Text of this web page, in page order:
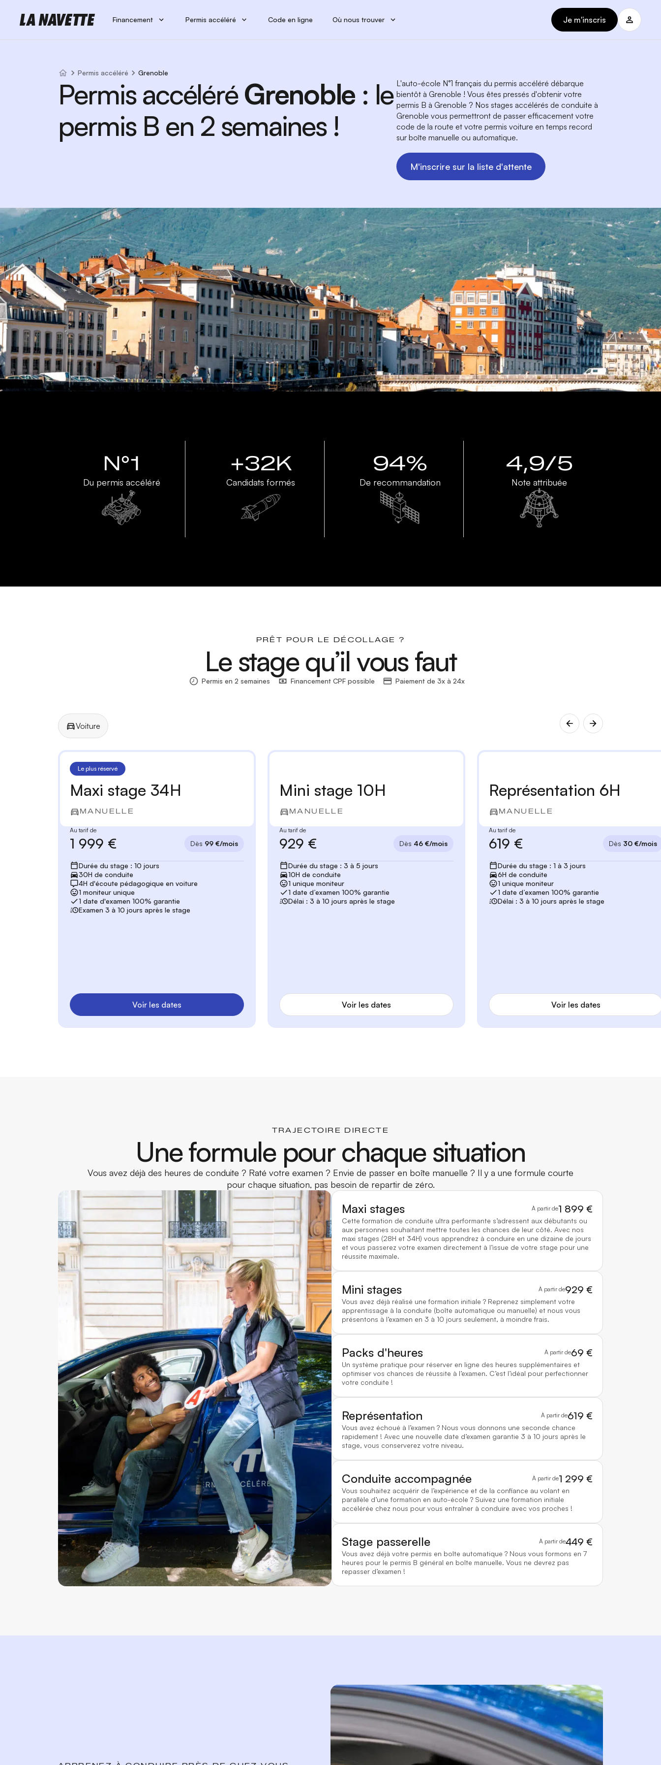
Financement Permis accéléré Code en ligne Où nous trouver Je m'inscris
Permis accéléré Grenoble
Permis accéléréGrenoble : le
permis B en 2 semaines !
L'auto-école N°1 français du permis accéléré débarque
bientôt à Grenoble ! Vous êtes pressés d'obtenir votre
permis B à Grenoble ? Nos stages accélérés de conduite à
Grenoble vous permettront de passer efficacement votre
code de la route et votre permis voiture en temps record
sur boîte manuelle ou automatique.
M'inscrire sur la liste d'attente
N°1
Du permis accéléré
+32K
Candidats formés
94%
De recommandation
4,9/5
Note attribuée
PRÊT POUR LE DÉCOLLAGE ?
Le stage qu’il vous faut
Permis en 2 semaines Financement CPF possible Paiement de 3x à 24x
Voiture
Le plus réservé
Maxi stage 34H
MANUELLE
Au tarif de
1 999 € Dès 99 €/mois
Durée du stage : 10 jours
30H de conduite
4H d'écoute pédagogique en voiture
1 moniteur unique
1 date d'examen 100% garantie
Examen 3 à 10 jours après le stage
Voir les dates
Mini stage 10H
MANUELLE
Au tarif de
929 € Dès 46 €/mois
Durée du stage : 3 à 5 jours
10H de conduite
1 unique moniteur
1 date d’examen 100% garantie
Délai : 3 à 10 jours après le stage
Voir les dates
Représentation 6H
MANUELLE
Au tarif de
619 € Dès 30 €/mois
Durée du stage : 1 à 3 jours
6H de conduite
1 unique moniteur
1 date d’examen 100% garantie
Délai : 3 à 10 jours après le stage
Voir les dates
TRAJECTOIRE DIRECTE
Une formule pour chaque situation
Vous avez déjà des heures de conduite ? Raté votre examen ? Envie de passer en boîte manuelle ? Il y a une formule courte
pour chaque situation, pas besoin de repartir de zéro.
Maxi stages À partir de1 899 €
Cette formation de conduite ultra performante s’adressent aux débutants ou
aux personnes souhaitant mettre toutes les chances de leur côté. Avec nos
maxi stages (28H et 34H) vous apprendrez à conduire en une dizaine de jours
et vous passerez votre examen directement à l’issue de votre stage pour une
réussite maximale.
Mini stages À partir de929 €
Vous avez déjà réalisé une formation initiale ? Reprenez simplement votre
apprentissage à la conduite (boîte automatique ou manuelle) et nous vous
présentons à l’examen en 3 à 10 jours seulement, à moindre frais.
Packs d'heures À partir de69 €
Un système pratique pour réserver en ligne des heures supplémentaires et
optimiser vos chances de réussite à l’examen. C’est l’idéal pour perfectionner
votre conduite !
Représentation À partir de619 €
Vous avez échoué à l’examen ? Nous vous donnons une seconde chance
rapidement ! Avec une nouvelle date d’examen garantie 3 à 10 jours après le
stage, vous conserverez votre niveau.
Conduite accompagnée À partir de1 299 €
Vous souhaitez acquérir de l’expérience et de la confiance au volant en
parallèle d’une formation en auto-école ? Suivez une formation initiale
accélérée chez nous pour vous entraîner à conduire avec vos proches !
Stage passerelle À partir de449 €
Vous avez déjà votre permis en boîte automatique ? Nous vous formons en 7
heures pour le permis B général en boîte manuelle. Vous ne devrez pas
repasser d’examen !